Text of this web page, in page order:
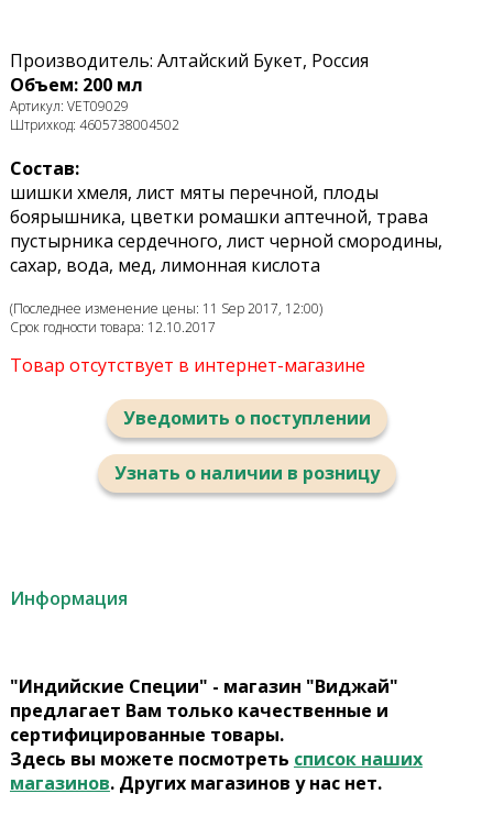
Производитель: Алтайский Букет, Россия
Объем: 200 мл
Артикул: VET09029
Штрихкод: 4605738004502
Состав:
шишки хмеля, лист мяты перечной, плоды
боярышника, цветки ромашки аптечной, трава
пустырника сердечного, лист черной смородины,
сахар, вода, мед, лимонная кислота
(Последнее изменение цены: 11 Sep 2017, 12:00)
Срок годности товара: 12.10.2017
Товар отсутствует в интернет-магазине
Уведомить о поступлении
Узнать о наличии в розницу
Информация
"Индийские Специи" - магазин "Виджай"
предлагает Вам только качественные и
сертифицированные товары.
Здесь вы можете посмотреть список наших
магазинов. Других магазинов у нас нет.